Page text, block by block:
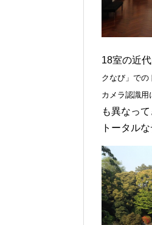
18室の近
クなび」での
カメラ認識用
も異なって
トータル